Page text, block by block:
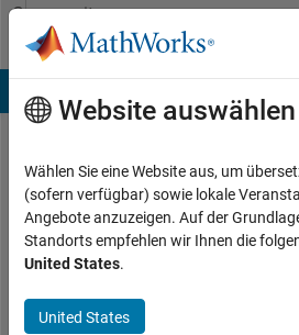
Weiter zum Inhalt
Community
Profile
Ron
Last
seen:
10
Monate
vor
Website auswählen
Wählen Sie eine Website aus, um
(sofern verfügbar) sowie lokale
Angebote anzuzeigen. Auf der
Standorts empfehlen wir Ihnen die
United States.
United States